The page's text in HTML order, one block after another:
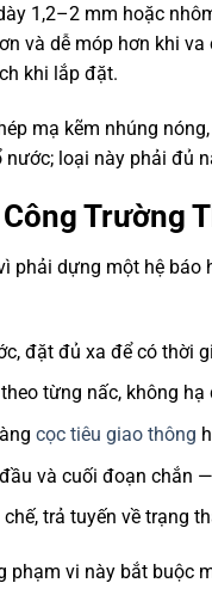
1,2–2 mm hoặc
và dễ móp hơn khi
khi lắp đặt.
mạ kẽm nhúng
loại này phải đủ
Trường
phải dựng một hệ báo
đặt đủ xa để có thời
từng nấc, không
cọc tiêu giao thông
và cuối đoạn chắn
trả tuyến về trạng
phạm vi này bắt buộc